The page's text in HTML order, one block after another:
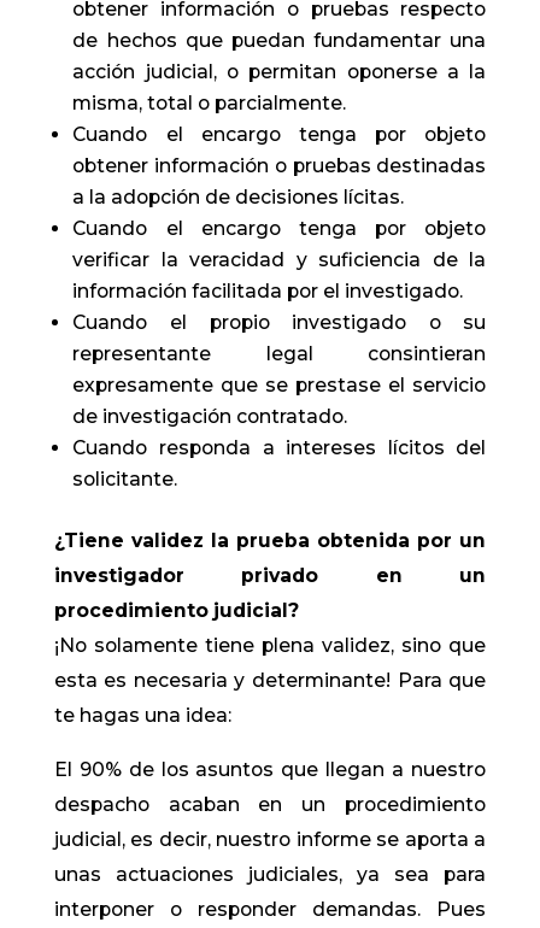
obtener información o pruebas respecto
de hechos que puedan fundamentar una
acción judicial, o permitan oponerse a la
misma, total o parcialmente.
Cuando el encargo tenga por objeto
obtener información o pruebas destinadas
a la adopción de decisiones lícitas.
Cuando el encargo tenga por objeto
verificar la veracidad y suficiencia de la
información facilitada por el investigado.
Cuando el propio investigado o su
representante legal consintieran
expresamente que se prestase el servicio
de investigación contratado.
Cuando responda a intereses lícitos del
solicitante.
¿Tiene validez la prueba obtenida por un
investigador privado en un
procedimiento judicial?
¡No solamente tiene plena validez, sino que
esta es necesaria y determinante! Para que
te hagas una idea:
El 90% de los asuntos que llegan a nuestro
despacho acaban en un procedimiento
judicial, es decir, nuestro informe se aporta a
unas actuaciones judiciales, ya sea para
interponer o responder demandas. Pues